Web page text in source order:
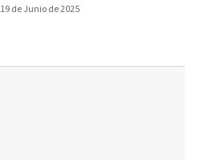
19 de Junio de 2025